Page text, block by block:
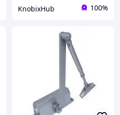
KnobixHub 100%